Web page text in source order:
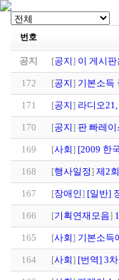
번호
공지 [공지] 이 게시판
172 [공지] 기본소득
171 [공지] 라디오
170 [공지] 판 빠레
169 [사회] [2009 한
168 [행사일정] 제2
167 [장애인] [일반]
166 [기획연재모음]
165 [사회] 기본소득
164 [사회] [번역] 3